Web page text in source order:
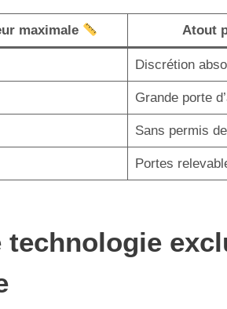
maximale Atout
Discrétion
Grande porte
Sans permis
Portes
technologie